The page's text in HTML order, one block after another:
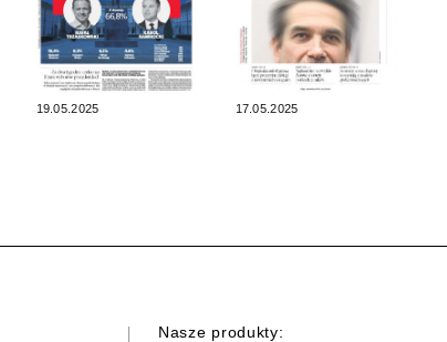
19.05.2025 17.05.2025
Nasze produkty: